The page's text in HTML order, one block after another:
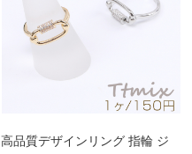
高品質デザインリング 指輪 ジ